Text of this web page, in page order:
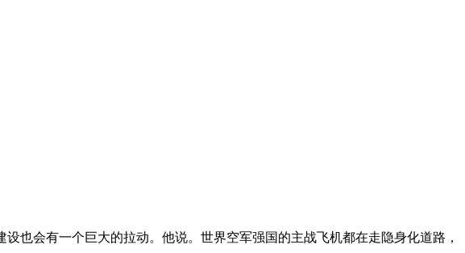
也会有一个巨大的拉动。他说。世界空军强国的主战飞机都在走隐身化道路，